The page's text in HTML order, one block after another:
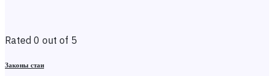
Rated 0 out of 5
Законы стаи